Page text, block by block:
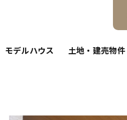
モデルハウス 土地・建売物件